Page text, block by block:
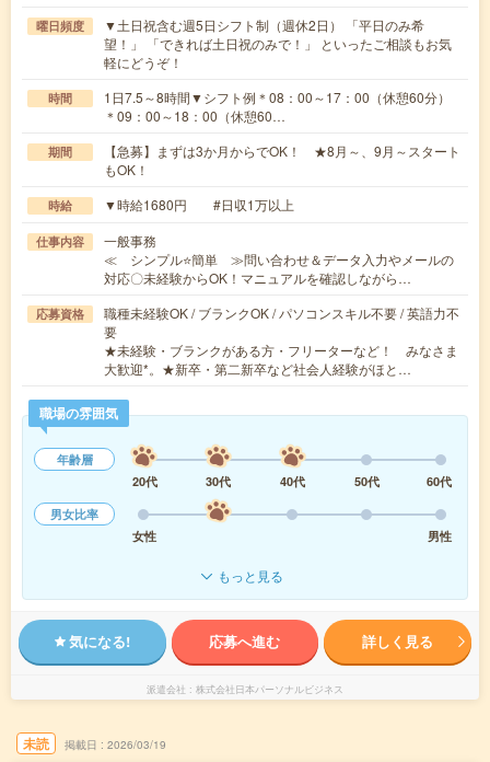
曜日頻度
▼土日祝含む週5日シフト制（週休2日） 「平日のみ希
望！」 「できれば土日祝のみで！」 といったご相談もお気
軽にどうぞ！
時間
1日7.5～8時間▼シフト例＊08：00～17：00（休憩60分）
＊09：00～18：00（休憩60…
期間
【急募】まずは3か月からでOK！ ★8月～、9月～スタート
もOK！
時給 ▼時給1680円 #日収1万以上
仕事内容
一般事務
≪ シンプル⭐簡単 ≫問い合わせ＆データ入力やメールの
対応〇未経験からOK！マニュアルを確認しながら…
応募資格
職種未経験OK / ブランクOK / パソコンスキル不要 / 英語力不
要
★未経験・ブランクがある方・フリーターなど！ みなさま
大歓迎*。★新卒・第二新卒など社会人経験がほと…
職場の雰囲気
年齢層
20代
30代 40代 50代
60代
男女比率
女性
男性
もっと見る
気になる! 応募へ進む 詳しく見る
派遣会社 株式会社日本パーソナルビジネス
未読 掲載日 2026/03/19